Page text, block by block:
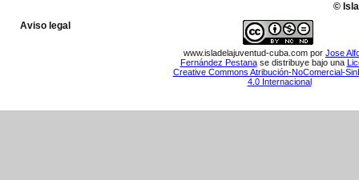
©
Aviso legal
www.isladelajuventud-cuba.com por Jose
Fernández Pestanase distribuye bajo una
Creative Commons Atribución-NoComercial-
4.0 Internacional